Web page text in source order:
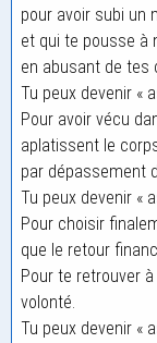
pour avoir subi un
et qui te pousse à
en abusant de tes
Tu peux devenir «
Pour avoir vécu
aplatissent le
par dépassement
Tu peux devenir «
Pour choisir
que le retour
Pour te retrouver
volonté.
Tu peux devenir «